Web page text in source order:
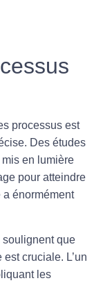
processus est
. Des études
en lumière
pour atteindre
a énormément
soulignent que
est cruciale. L’un
les